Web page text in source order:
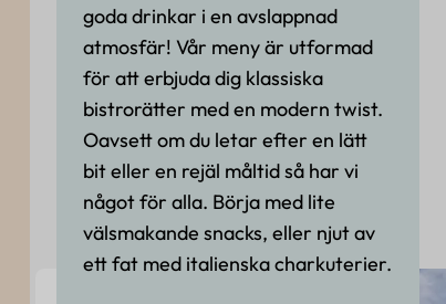
goda drinkar i en avslappnad
atmosfär! Vår meny är utformad
för att erbjuda dig klassiska
bistrorätter med en modern twist.
Oavsett om du letar efter en lätt
bit eller en rejäl måltid så har vi
något för alla. Börja med lite
välsmakande snacks, eller njut av
ett fat med italienska charkuterier.